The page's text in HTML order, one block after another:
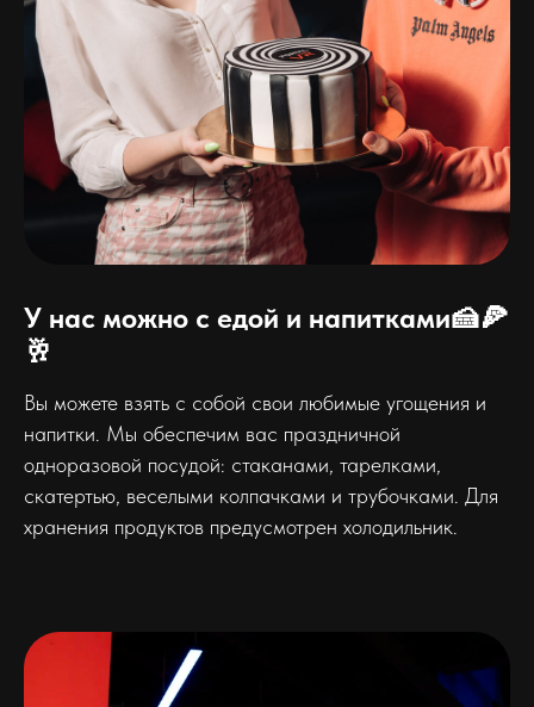
У нас можно с едой и напитками🍰🍕
🥂
Вы можете взять с собой свои любимые угощения и
напитки. Мы обеспечим вас праздничной
одноразовой посудой: стаканами, тарелками,
скатертью, веселыми колпачками и трубочками. Для
хранения продуктов предусмотрен холодильник.